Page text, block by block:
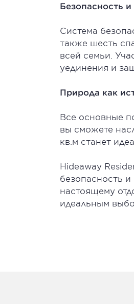
Безопасность и
Система
также шесть
всей семьи.
уединения и
Природа как
Все основные
вы сможете
кв.м станет
Hideaway
безопасность
настоящему
идеальным